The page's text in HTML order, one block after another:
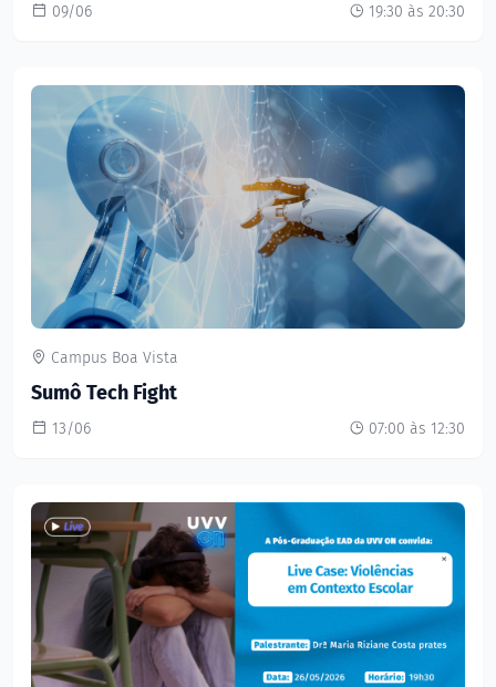
09/06 19:30 às 20:30
Campus Boa Vista
Sumô Tech Fight
13/06 07:00 às 12:30